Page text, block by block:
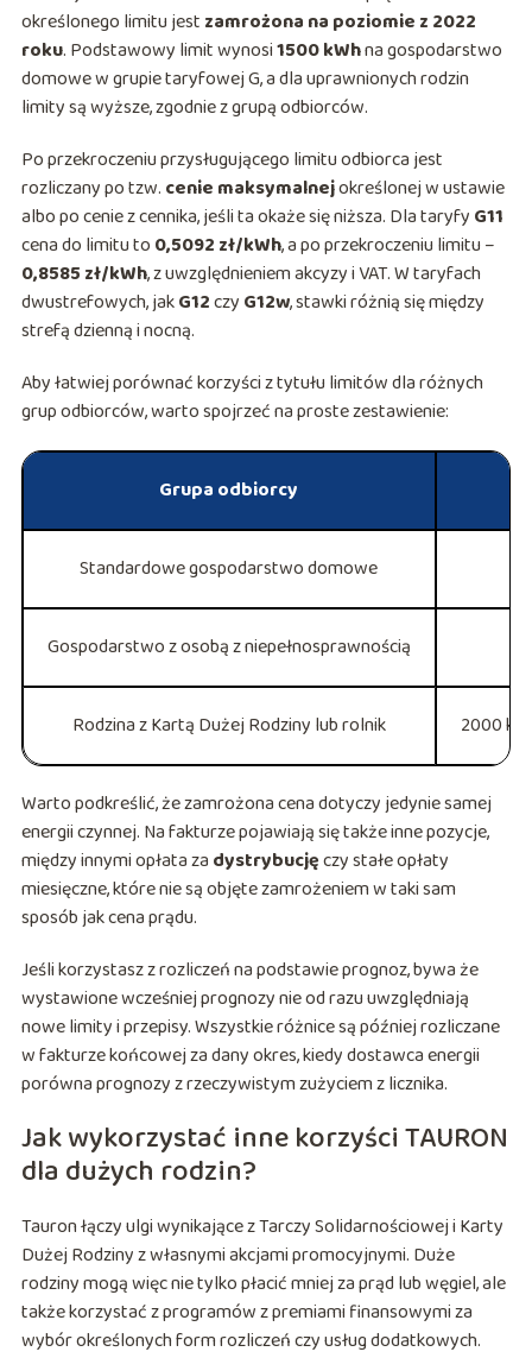
określonego limitu jest zamrożona na poziomie z 2022
roku. Podstawowy limit wynosi1500 kWhna gospodarstwo
domowe w grupie taryfowej G, a dla uprawnionych rodzin
limity są wyższe, zgodnie z grupą odbiorców.
Po przekroczeniu przysługującego limitu odbiorca jest
rozliczany po tzw. cenie maksymalnejokreślonej w ustawie
albo po cenie z cennika, jeśli ta okaże się niższa. Dla taryfy G11
cena do limitu to 0,5092 zł/kWh, a po przekroczeniu limitu –
0,8585 zł/kWh, z uwzględnieniem akcyzy i VAT. W taryfach
dwustrefowych, jakG12czy G12w, stawki różnią się między
strefą dzienną i nocną.
Aby łatwiej porównać korzyści z tytułu limitów dla różnych
grup odbiorców, warto spojrzeć na proste zestawienie:
Grupa odbiorcy
Standardowe gospodarstwo domowe
Gospodarstwo z osobą z niepełnosprawnością
Rodzina z Kartą Dużej Rodziny lub rolnik 2000
Warto podkreślić, że zamrożona cena dotyczy jedynie samej
energii czynnej. Na fakturze pojawiają się także inne pozycje,
między innymi opłata za dystrybucjęczy stałe opłaty
miesięczne, które nie są objęte zamrożeniem w taki sam
sposób jak cena prądu.
Jeśli korzystasz z rozliczeń na podstawie prognoz, bywa że
wystawione wcześniej prognozy nie od razu uwzględniają
nowe limity i przepisy. Wszystkie różnice są później rozliczane
w fakturze końcowej za dany okres, kiedy dostawca energii
porówna prognozy z rzeczywistym zużyciem z licznika.
Jak wykorzystać inne korzyści TAURON
dla dużych rodzin?
Tauron łączy ulgi wynikające z Tarczy Solidarnościowej i Karty
Dużej Rodziny z własnymi akcjami promocyjnymi. Duże
rodziny mogą więc nie tylko płacić mniej za prąd lub węgiel, ale
także korzystać z programów z premiami finansowymi za
wybór określonych form rozliczeń czy usług dodatkowych.